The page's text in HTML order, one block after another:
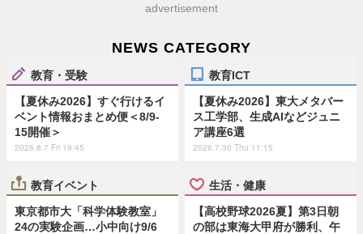
advertisement
NEWS CATEGORY
教育・受験
【夏休み2026】すぐ行けるイ
ベント情報おまとめ便＜8/9-
15開催＞
2026.8.7 Fri 19:45
教育ICT
【夏休み2026】東大メタバー
ス工学部、生成AIなどジュニ
ア講座6選
2026.7.30 Thu 11:15
教育イベント
東京都市大「科学体験教室」
24の実験企画…小中向け9/6
生活・健康
【高校野球2026夏】第3日朝
の部は東海大甲府が勝利、午